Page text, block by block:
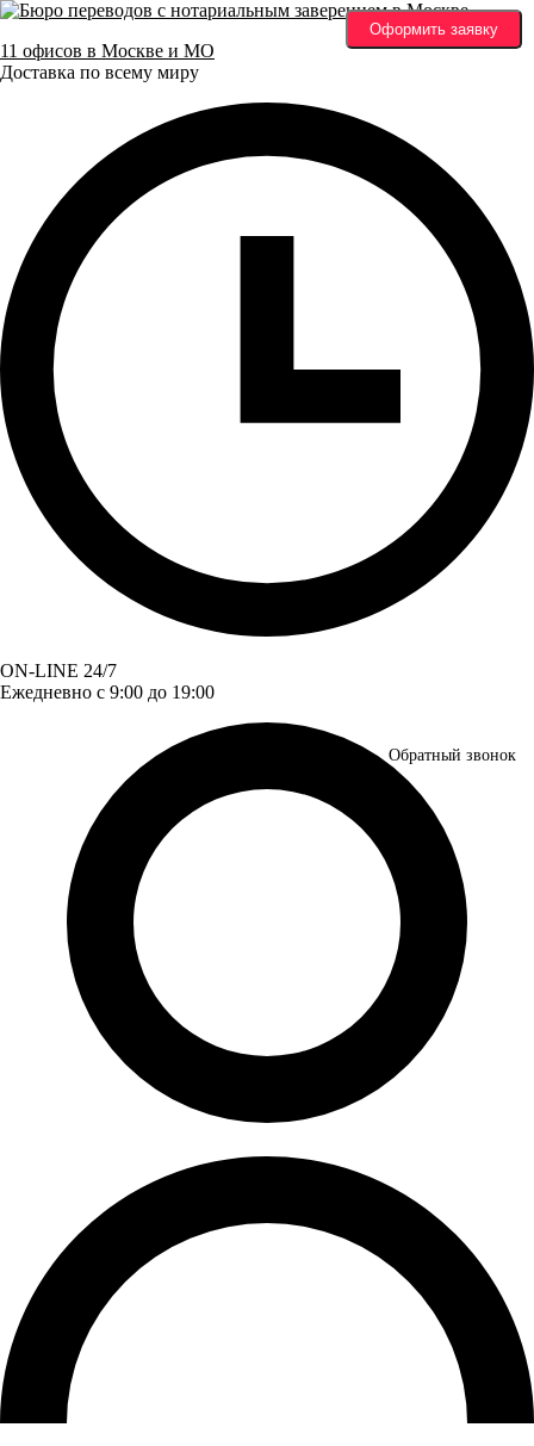
11 офисов в Москве и МО
Доставка по всему миру
ON-LINE 24/7
Ежедневно с 9:00 до 19:00
Оформить заявку
Обратный звонок